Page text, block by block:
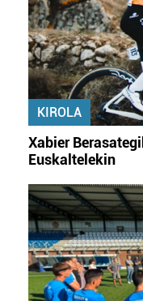
zerbitzuak
baliatzen gara. Ohar
erabiltzeko baimen
irakurri
KIROLA
Xabier
Euskaltelekin